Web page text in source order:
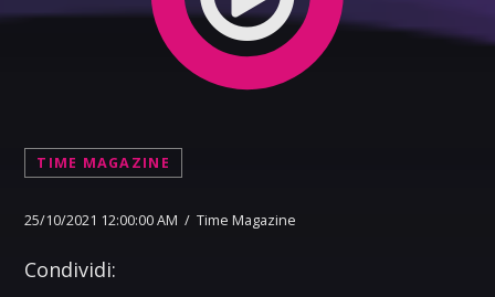
TIME MAGAZINE
25/10/2021 12:00:00 AM / Time Magazine
Condividi: